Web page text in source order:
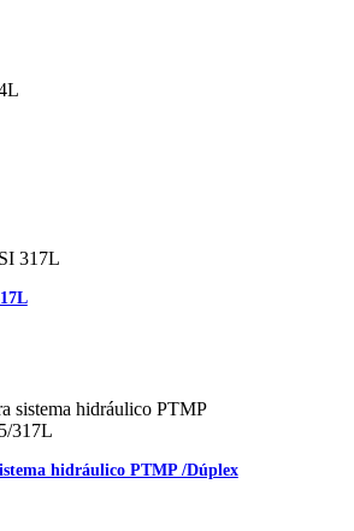
hidráulico PTMP /Dúplex